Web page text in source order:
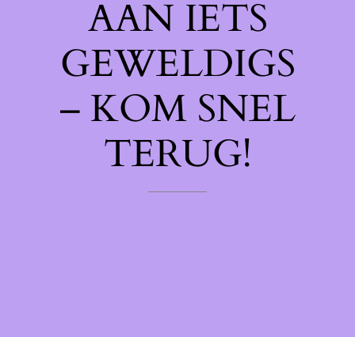
AAN IETS
GEWELDIGS
– KOM SNEL
TERUG!